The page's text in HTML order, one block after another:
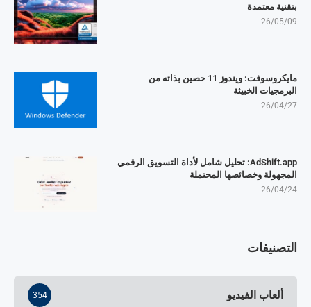
بتقنية معتمدة
26/05/09
مايكروسوفت: ويندوز 11 حصين بذاته من
البرمجيات الخبيثة
26/04/27
AdShift.app: تحليل شامل لأداة التسويق الرقمي
المجهولة وخصائصها المحتملة
26/04/24
التصنيفات
ألعاب الفيديو 354